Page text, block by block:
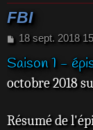
FBI
M
s
a
e
18 sept. 2018
Saison 1 -
octobre 2018
Résumé de